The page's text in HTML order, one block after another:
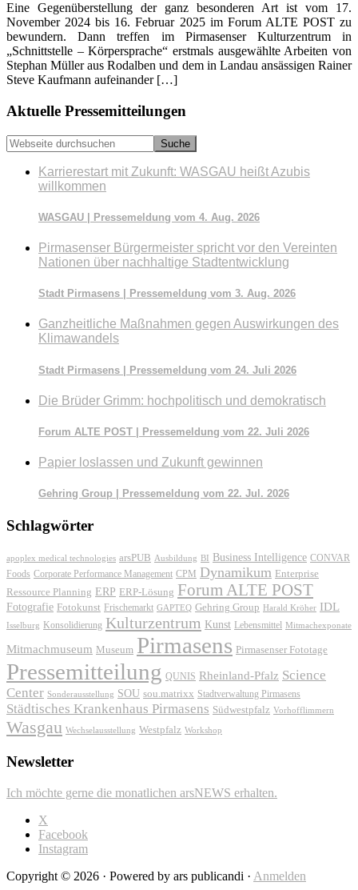
Eine Gegenüberstellung der ganz besonderen Art ist vom 17.
November 2024 bis 16. Februar 2025 im Forum ALTE POST zu
bewundern. Dann treffen im Pirmasenser Kulturzentrum in
„Schnittstelle – Körpersprache“ erstmals ausgewählte Arbeiten von
Stephan Müller aus Rodalben und dem in Landau ansässigen Rainer
Steve Kaufmann aufeinander […]
Seitenspalte
Aktuelle Pressemitteilungen
Webseite
durchsuchen
Karrierestart mit Zukunft: WASGAU heißt Azubis
willkommen
WASGAU | Pressemeldung vom 4. Aug. 2026
Pirmasenser Bürgermeister spricht vor den Vereinten
Nationen über nachhaltige Stadtentwicklung
Stadt Pirmasens | Pressemeldung vom 3. Aug. 2026
Ganzheitliche Maßnahmen gegen Auswirkungen des
Klimawandels
Stadt Pirmasens | Pressemeldung vom 24. Juli 2026
Die Brüder Grimm: hochpolitisch und demokratisch
Forum ALTE POST | Pressemeldung vom 22. Juli 2026
Papier loslassen und Zukunft gewinnen
Gehring Group | Pressemeldung vom 22. Jul. 2026
Schlagwörter
apoplex medical technologies arsPUB Ausbildung BI Business Intelligence CONVAR
Foods Corporate Performance Management CPM Dynamikum Enterprise
Ressource Planning ERP ERP-Lösung Forum ALTE POST
Fotografie Fotokunst Frischemarkt GAPTEQ Gehring Group Harald Kröher IDL
Isselburg Konsolidierung Kulturzentrum Kunst Lebensmittel Mitmachexponate
Mitmachmuseum Museum Pirmasens Pirmasenser Fototage
Pressemitteilung QUNIS Rheinland-Pfalz Science
Center Sonderausstellung SOU sou.matrixx Stadtverwaltung Pirmasens
Städtisches Krankenhaus Pirmasens Südwestpfalz Vorhofflimmern
Wasgau Wechselausstellung Westpfalz Workshop
Newsletter
Ich möchte gerne die monatlichen arsNEWS erhalten.
X
Facebook
Instagram
Copyright © 2026 · Powered by ars publicandi · Anmelden